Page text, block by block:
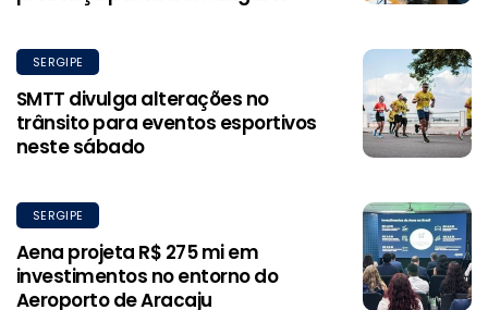
SERGIPE
SMTT divulga alterações no
trânsito para eventos esportivos
neste sábado
SERGIPE
Aena projeta R$ 275 mi em
investimentos no entorno do
Aeroporto de Aracaju